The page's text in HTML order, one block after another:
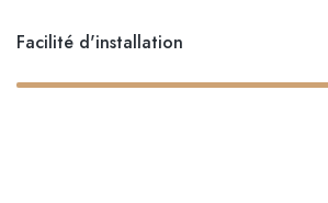
Facilité d'installation